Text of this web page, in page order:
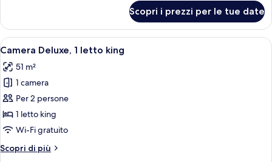
Premier,
letto
Scopri i prezzi per le tue date
Apri
tutte
le
foto
per
Camera
Deluxe,
letto
Una camera d'albergo con un letto
5
Camera Deluxe, 1 letto king
51 m²
1 camera
Per 2 persone
1 letto king
Wi-Fi gratuito
Scopri di più
Altri